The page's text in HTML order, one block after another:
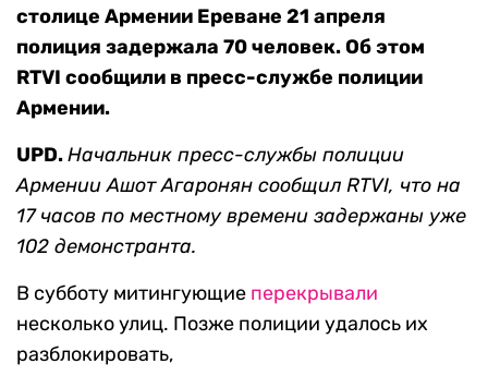
столице Армении Ереване 21 апреля
полиция задержала 70 человек. Об этом
RTVI сообщили в пресс-службе полиции
Армении.
UPD.Начальник пресс-службы полиции
Армении Ашот Агаронян сообщил RTVI, что на
17 часов по местному времени задержаны уже
102 демонстранта.
В субботу митингующие перекрывали
несколько улиц. Позже полиции удалось их
разблокировать,